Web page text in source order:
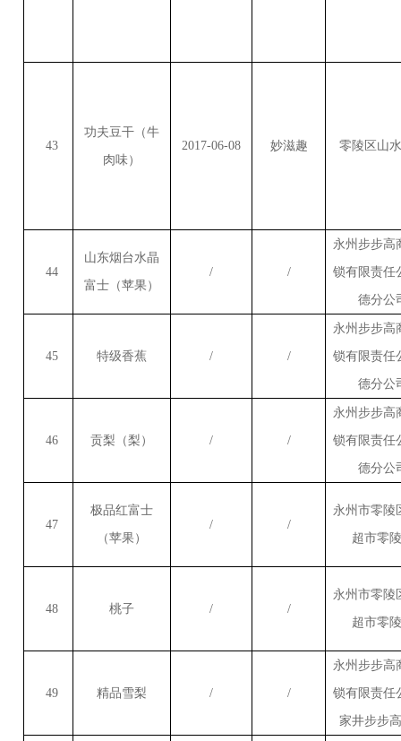
43
功夫豆干（牛
肉味）
2017-06-08 妙滋趣 零陵区山
44
山东烟台水晶
富士（苹果）
/ /
永州步步高
锁有限责任
德分公
45 特级香蕉 / /
永州步步高
锁有限责任
德分公
46 贡梨（梨） / /
永州步步高
锁有限责任
德分公
47
极品红富士
（苹果）
/ /
永州市零陵
超市零
48 桃子 / /
永州市零陵
超市零
49 精品雪梨 / /
永州步步高
锁有限责任
家井步步